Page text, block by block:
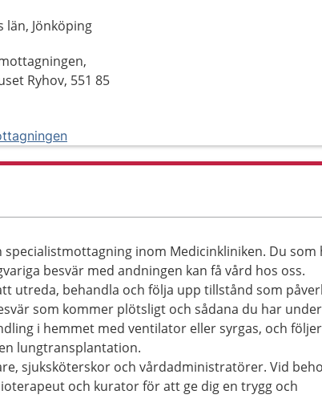
län, Jönköping
Ryhov, 551 85
inom Medicinkliniken. Du som
besvär med andningen kan få vård hos oss.
utreda, behandla och följa upp tillstånd som
som kommer plötsligt och sådana du har under
i hemmet med ventilator eller syrgas, och följer
lungtransplantation.
sjuksköterskor och vårdadministratörer. Vid
och kurator för att ge dig en trygg och